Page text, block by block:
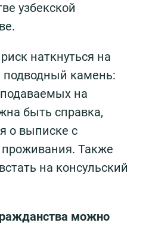
узбекской
наткнуться на
подводный камень:
на
быть справка,
о выписке с
проживания. Также
на консульский
можно